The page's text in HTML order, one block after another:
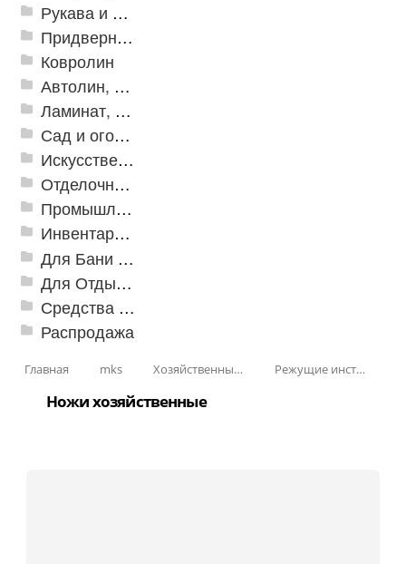
Рукава и шланги промышленные
Придверные решетки
Ковролин
Автолин, Транслин, Линолеум
Ламинат, Кварцвиниловая плитка SPC
Сад и огород
Искусственная трава
Отделочные профили
Промышленный текстиль
Инвентарь для клининга
Для Бани и Сауны
Для Отдыха и Пикника
Средства от насекомых и садовых вредителей
Распродажа
Главная mks Хозяйственные принадлежности Режущие инструменты
Ножи хозяйственные